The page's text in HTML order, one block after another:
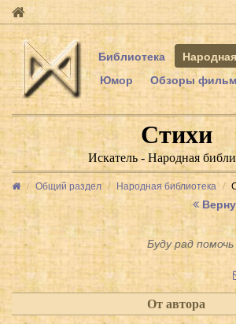
Библиотека
Юмор
Обзоры
Стихи
Искатель - Народная
Общий раздел Народная библиотека
Буду рад
От автора